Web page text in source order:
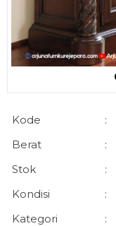
Kode :
Berat
:
Stok
:
Kondisi
:
Kategori
: